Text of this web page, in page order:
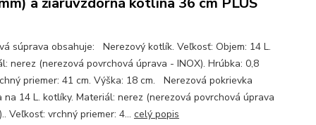
súprava obsahuje: Nerezový kotlík. Veľkosť: Objem: 14 L.
nerez (nerezová povrchová úprava - INOX). Hrúbka: 0,8
priemer: 41 cm. Výška: 18 cm. Nerezová pokrievka
na 14 L. kotlíky. Materiál: nerez (nerezová povrchová úprava
Veľkosť: vrchný priemer: 4... celý popis